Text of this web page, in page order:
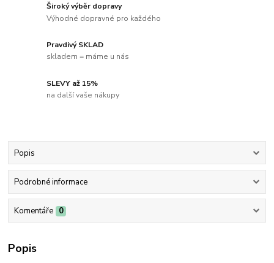
Široký výběr dopravy
Výhodné dopravné pro každého
Pravdivý SKLAD
skladem = máme u nás
SLEVY až 15%
na další vaše nákupy
Popis
Podrobné informace
Komentáře 0
Popis